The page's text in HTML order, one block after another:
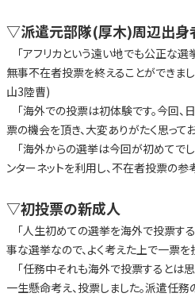
▽派遣元部隊(厚木)周辺出身
「アフリカという遠い地でも公正な選
無事不在者投票を終えることができまし
山3陸曹)
「海外での投票は初体験です。今回、
票の機会を頂き、大変ありがたく思って
「海外からの選挙は今回が初めてで
ンターネットを利用し、不在者投票の参
▽初投票の新成人
「人生初めての選挙を海外で投票する
事な選挙なので、よく考えた上で一票
「任務中それも海外で投票するとは思
一生懸命考え、投票しました。派遣任